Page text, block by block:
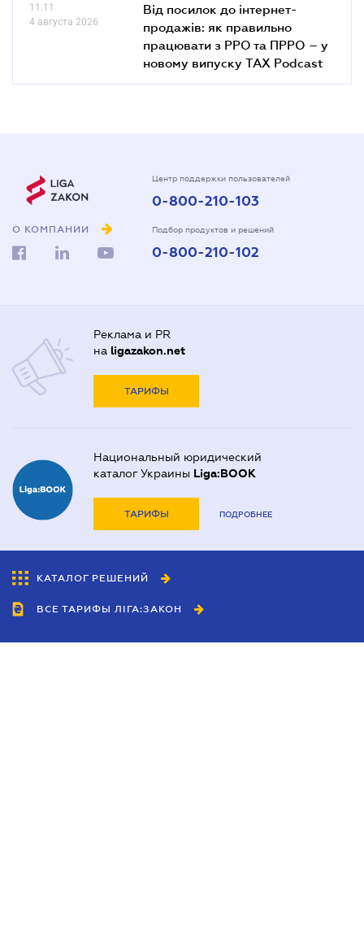
11.11
4 августа 2026
Від посилок до інтернет-
продажів: як правильно
працювати з РРО та ПРРО – у
новому випуску TAX Podcast
О КОМПАНИИ
Центр поддержки пользователей
0-800-210-103
Подбор продуктов и решений
0-800-210-102
Реклама и PR
на ligazakon.net
ТАРИФЫ
Национальный юридический
каталог Украины Liga:BOOK
ТАРИФЫ ПОДРОБНЕЕ
КАТАЛОГ РЕШЕНИЙ
ВСЕ ТАРИФЫ ЛІГА:ЗАКОН